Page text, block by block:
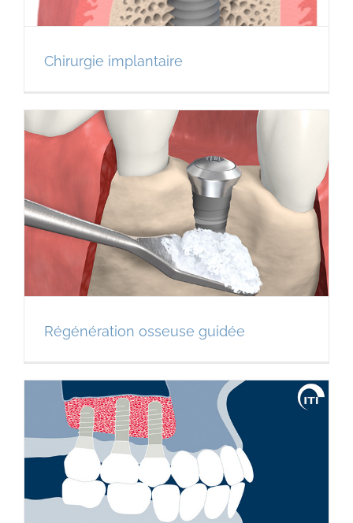
Chirurgie implantaire
Régénération osseuse guidée